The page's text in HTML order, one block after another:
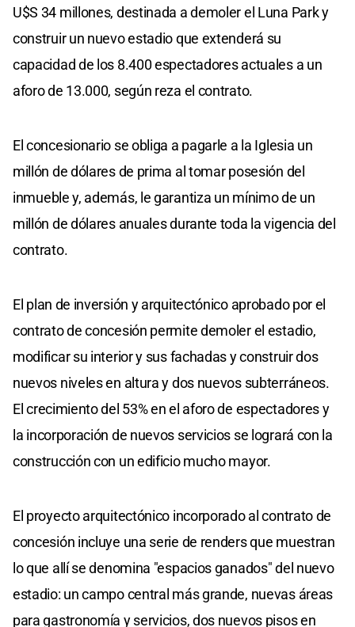
U$S 34 millones, destinada a demoler el Luna Park y
construir un nuevo estadio que extenderá su
capacidad de los 8.400 espectadores actuales a un
aforo de 13.000, según reza el contrato.
El concesionario se obliga a pagarle a la Iglesia un
millón de dólares de prima al tomar posesión del
inmueble y, además, le garantiza un mínimo de un
millón de dólares anuales durante toda la vigencia del
contrato.
El plan de inversión y arquitectónico aprobado por el
contrato de concesión permite demoler el estadio,
modificar su interior y sus fachadas y construir dos
nuevos niveles en altura y dos nuevos subterráneos.
El crecimiento del 53% en el aforo de espectadores y
la incorporación de nuevos servicios se logrará con la
construcción con un edificio mucho mayor.
El proyecto arquitectónico incorporado al contrato de
concesión incluye una serie de renders que muestran
lo que allí se denomina "espacios ganados" del nuevo
estadio: un campo central más grande, nuevas áreas
para gastronomía y servicios, dos nuevos pisos en